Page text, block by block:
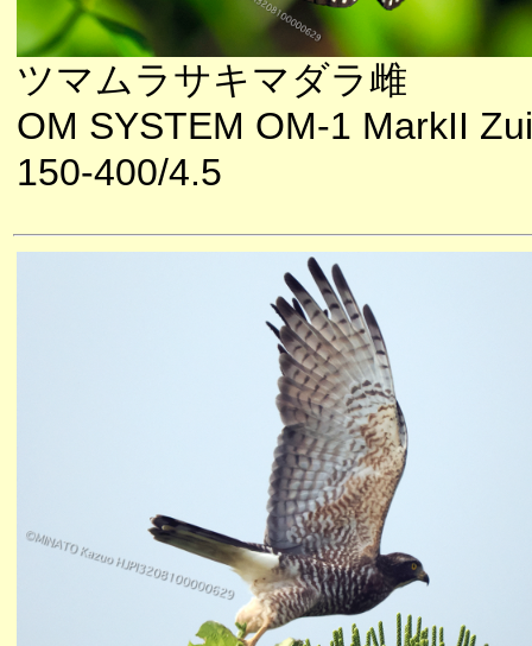
ツマムラサキマダラ雌
OM SYSTEM OM-1 MarkII
150-400/4.5